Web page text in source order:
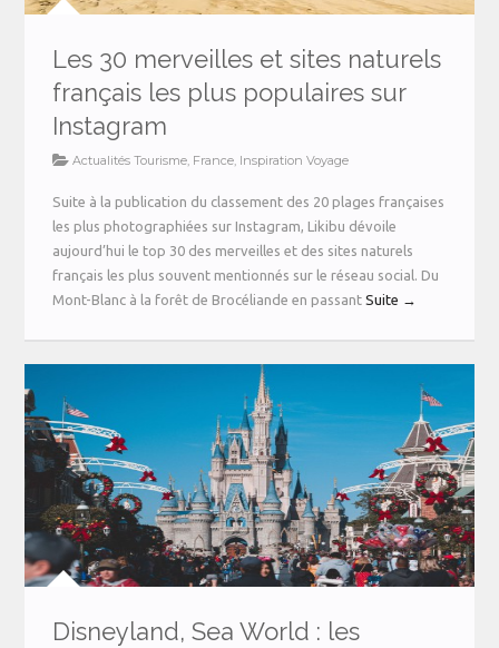
Les 30 merveilles et sites naturels
français les plus populaires sur
Instagram
Actualités Tourisme, France, Inspiration Voyage
Suite à la publication du classement des 20 plages françaises
les plus photographiées sur Instagram, Likibu dévoile
aujourd’hui le top 30 des merveilles et des sites naturels
français les plus souvent mentionnés sur le réseau social. Du
Mont-Blanc à la forêt de Brocéliande en passantSuite →
Disneyland, Sea World : les